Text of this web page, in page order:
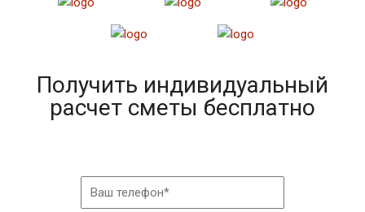
Получить индивидуальный
расчет сметы бесплатно